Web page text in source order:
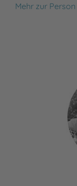
Mehr zur Person
Anne Mühlhaus